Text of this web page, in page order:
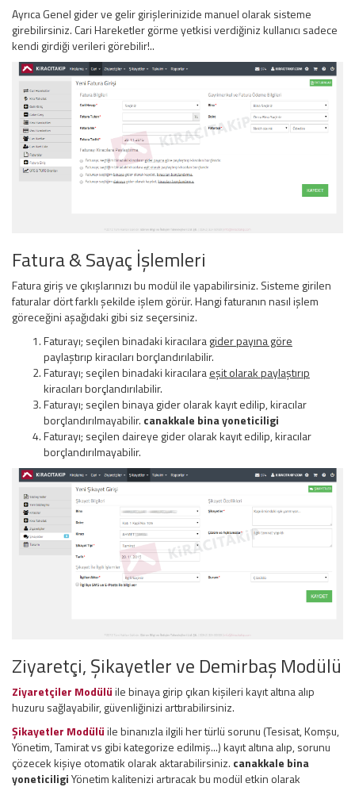
Ayrıca Genel gider ve gelir girişlerinizide manuel olarak sisteme
girebilirsiniz. Cari Hareketler görme yetkisi verdiğiniz kullanıcı sadece
kendi girdiği verileri görebilir!..
Fatura & Sayaç İşlemleri
Fatura giriş ve çıkışlarınızı bu modül ile yapabilirsiniz. Sisteme girilen
faturalar dört farklı şekilde işlem görür. Hangi faturanın nasıl işlem
göreceğini aşağıdaki gibi siz seçersiniz.
Faturayı; seçilen binadaki kiracılaragider payına göre
paylaştırıp kiracıları borçlandırılabilir.
Faturayı; seçilen binadaki kiracılaraeşit olarak paylaştırıp
kiracıları borçlandırılabilir.
Faturayı; seçilen binaya gider olarak kayıt edilip, kiracılar
borçlandırılmayabilir. canakkale bina yoneticiligi
Faturayı; seçilen daireye gider olarak kayıt edilip, kiracılar
borçlandırılmayabilir.
Ziyaretçi, Şikayetler ve Demirbaş Modülü
Ziyaretçiler Modülüile binaya girip çıkan kişileri kayıt altına alıp
huzuru sağlayabilir, güvenliğinizi arttırabilirsiniz.
Şikayetler Modülüile binanızla ilgili her türlü sorunu (Tesisat, Komşu,
Yönetim, Tamirat vs gibi kategorize edilmiş...) kayıt altına alıp, sorunu
çözecek kişiye otomatik olarak aktarabilirsiniz. canakkale bina
yoneticiligiYönetim kalitenizi artıracak bu modül etkin olarak